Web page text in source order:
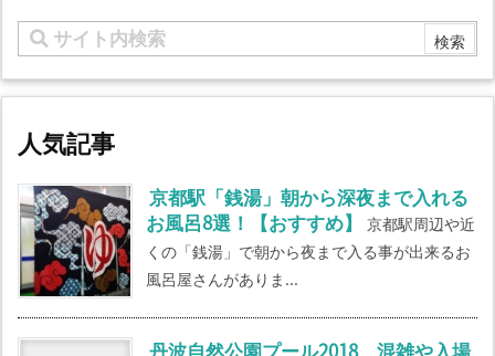
人気記事
京都駅「銭湯」朝から深夜まで入れる
お風呂8選！【おすすめ】
京都駅周辺や近
くの「銭湯」で朝から夜まで入る事が出来るお
風呂屋さんがありま...
丹波自然公園プール2018、混雑や入場